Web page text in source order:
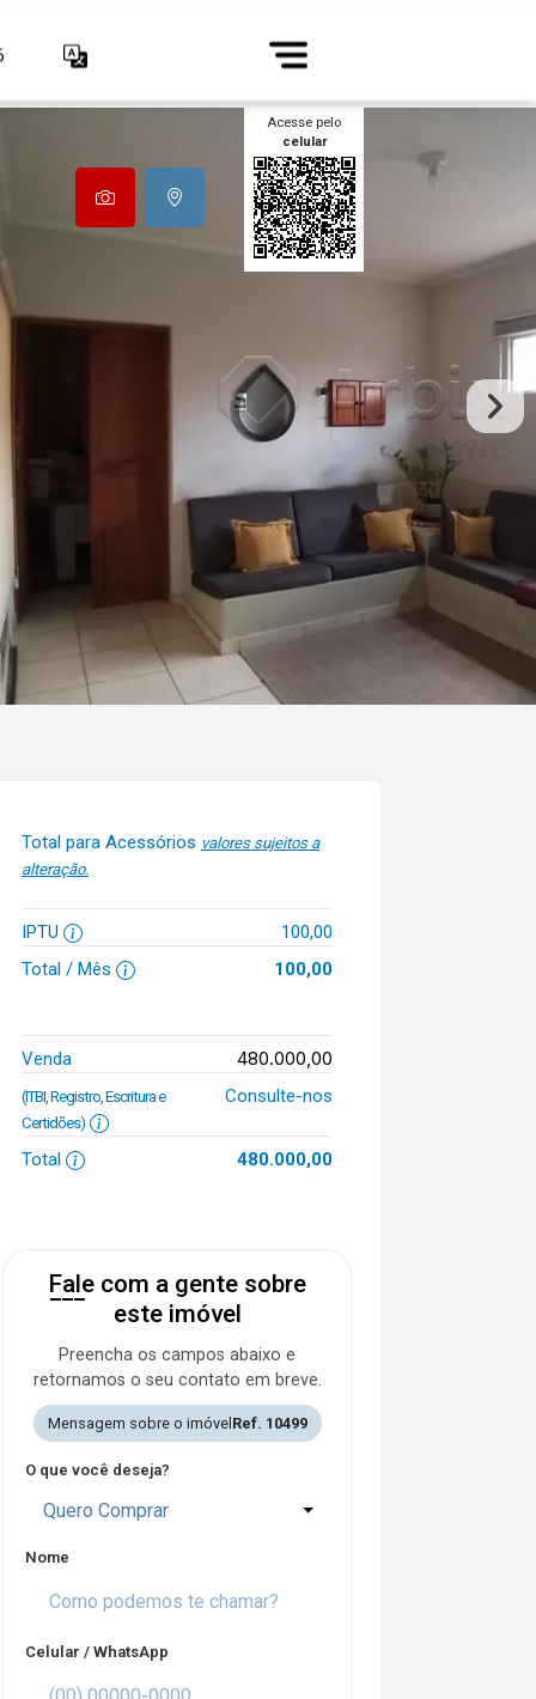
Acesse pelo
celular
Total para Acessórios valores sujeitos a
alteração.
IPTU
100,00
Total / Mês
100,00
Venda 480.000,00
(ITBI, Registro, Escritura e
Certidões)
Consulte-nos
Total 480.000,00
Fale com a gente sobre
este imóvel
Preencha os campos abaixo e
retornamos o seu contato em breve.
Mensagem sobre o imóvel Ref. 10499
O que você deseja?
Quero Comprar
Nome
Celular / WhatsApp